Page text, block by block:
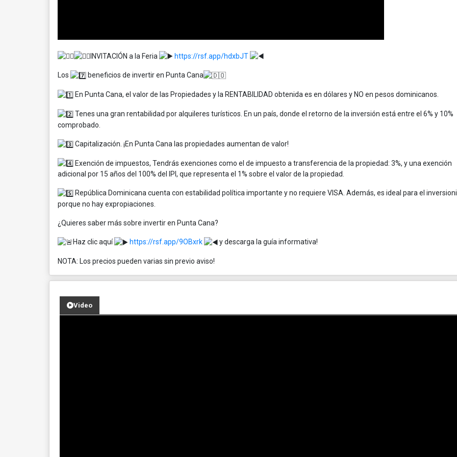
INVITACIÓN a la Feria https://rsf.app/hdxbJT
Los beneficios de invertir en Punta Cana
En Punta Cana, el valor de las Propiedades y la RENTABILIDAD obtenida es en dólares y NO en pesos dominicanos.
Tenes una gran rentabilidad por alquileres turísticos. En un país, donde el retorno de la inversión está entre el 6% y 10%
comprobado.
Capitalización. ¡En Punta Cana las propiedades aumentan de valor!
Exención de impuestos, Tendrás exenciones como el de impuesto a transferencia de la propiedad: 3%, y una exención
adicional por 15 años del 100% del IPI, que representa el 1% sobre el valor de la propiedad.
República Dominicana cuenta con estabilidad política importante y no requiere VISA. Además, es ideal para el
porque no hay expropiaciones.
¿Quieres saber más sobre invertir en Punta Cana?
Haz clic aquí https://rsf.app/9OBxrk y descarga la guía informativa!
NOTA: Los precios pueden varias sin previo aviso!
Video